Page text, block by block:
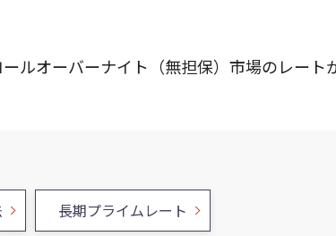
ルオーバーナイト（無担保）市場のレート
長期プライムレート